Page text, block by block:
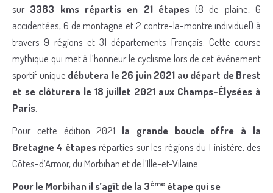
sur 3383 kms répartis en 21 étapes(8 de plaine, 6
accidentées, 6 de montagne et 2 contre-la-montre individuel) à
travers 9 régions et 31 départements Français. Cette course
mythique qui met à l’honneur le cyclisme lors de cet événement
sportif unique débutera le 26 juin 2021 au départ de Brest
et se clôturera le 18 juillet 2021 aux Champs-Élysées à
Paris
Pour cette édition 2021 la grande boucle offre à la
Bretagne 4 étapesréparties sur les régions du Finistère, des
Côtes-d’Armor, du Morbihan et de l’Ille-et-Vilaine.
Pour le Morbihan il s’agît de la 3ème étape qui se